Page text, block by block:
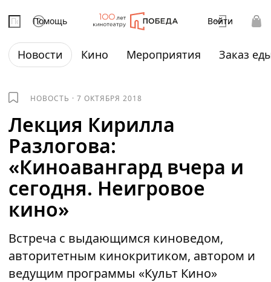
Помощь Войти
Новости Кино Мероприятия Заказ
НОВОСТЬ ·7 ОКТЯБРЯ 2018
Лекция Кирилла
Разлогова:
«Киноавангард вчера и
сегодня. Неигровое
кино»
Встреча с выдающимся киноведом,
авторитетным кинокритиком, автором и
ведущим программы «Культ Кино»